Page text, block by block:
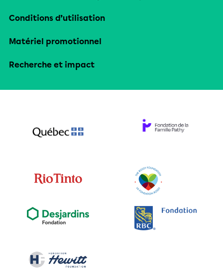
Conditions d’utilisation
Matériel promotionnel
Recherche et impact